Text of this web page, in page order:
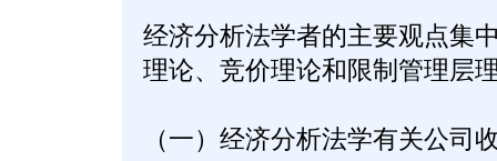
经济分析法学者的主要观点集
理论、竞价理论和限制管理层
（一）经济分析法学有关公司